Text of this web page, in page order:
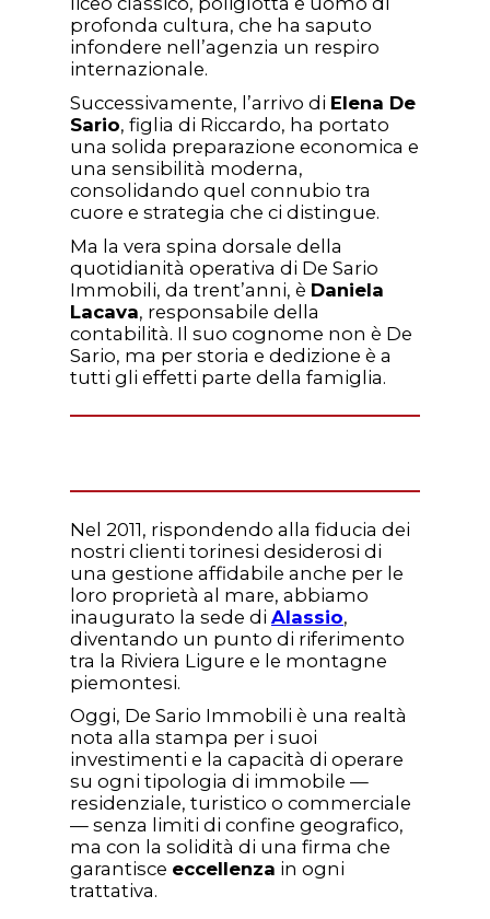
profonda cultura, che ha saputo
infondere nell’agenzia un respiro
internazionale.
Successivamente, l’arrivo di Elena De
Sario, figlia di Riccardo, ha portato
una solida preparazione economica e
una sensibilità moderna,
consolidando quel connubio tra
cuore e strategia che ci distingue.
Ma la vera spina dorsale della
quotidianità operativa di De Sario
Immobili, da trent’anni, è Daniela
Lacava, responsabile della
contabilità. Il suo cognome non è De
Sario, ma per storia e dedizione è a
tutti gli effetti parte della famiglia.
Nel 2011, rispondendo alla fiducia dei
nostri clienti torinesi desiderosi di
una gestione affidabile anche per le
loro proprietà al mare, abbiamo
inaugurato la sede di Alassio,
diventando un punto di riferimento
tra la Riviera Ligure e le montagne
piemontesi.
Oggi, De Sario Immobili è una realtà
nota alla stampa per i suoi
investimenti e la capacità di operare
su ogni tipologia di immobile —
residenziale, turistico o commerciale
— senza limiti di confine geografico,
ma con la solidità di una firma che
garantisce eccellenza in ogni
trattativa.